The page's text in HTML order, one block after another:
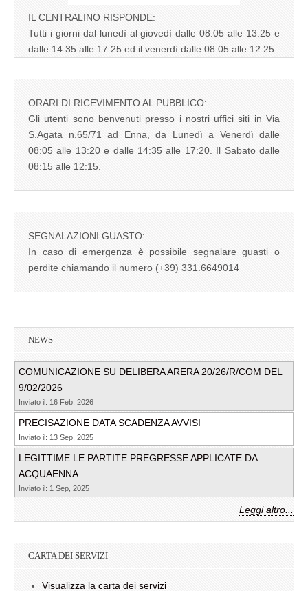
IL CENTRALINO RISPONDE:
Tutti i giorni dal lunedì al giovedì dalle 08:05 alle 13:25 e
dalle 14:35 alle 17:25 ed il venerdì dalle 08:05 alle 12:25.
ORARI DI RICEVIMENTO AL PUBBLICO:
Gli utenti sono benvenuti presso i nostri uffici siti in Via
S.Agata n.65/71 ad Enna, da Lunedì a Venerdì dalle
08:05 alle 13:20 e dalle 14:35 alle 17:20. Il Sabato dalle
08:15 alle 12:15.
SEGNALAZIONI GUASTO:
In caso di emergenza è possibile segnalare guasti o
perdite chiamando il numero (+39) 331.6649014
NEWS
COMUNICAZIONE SU DELIBERA ARERA 20/26/R/COM DEL
9/02/2026
Inviato il: 16 Feb, 2026
PRECISAZIONE DATA SCADENZA AVVISI
Inviato il: 13 Sep, 2025
LEGITTIME LE PARTITE PREGRESSE APPLICATE DA
ACQUAENNA
Inviato il: 1 Sep, 2025
Leggi altro...
CARTA DEI SERVIZI
Visualizza la carta dei servizi